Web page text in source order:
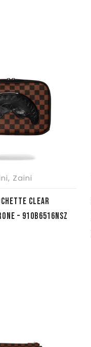
, Zaini
CLEAR
– 910B6516NSZ